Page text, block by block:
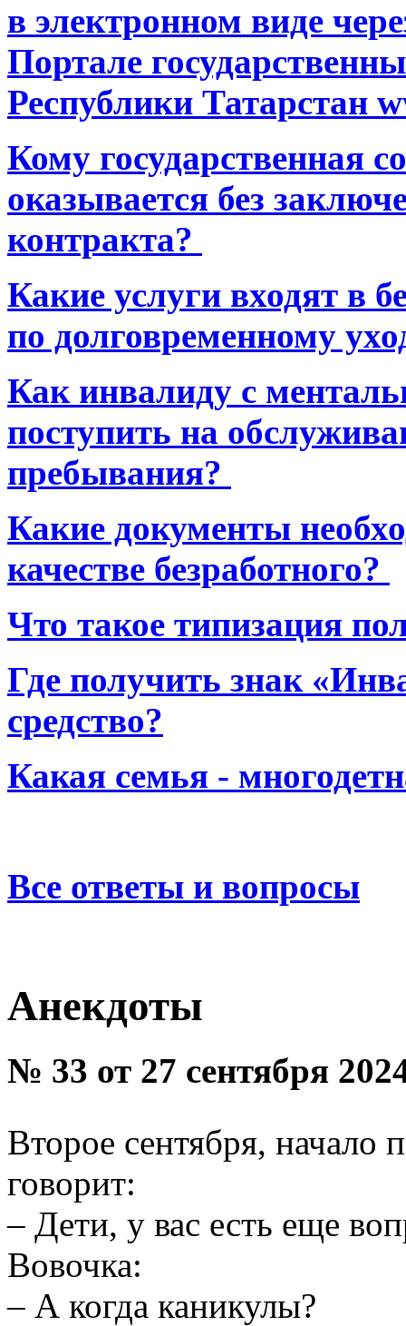
в электронном виде
Портале
Республики Татарстан
Кому государственная
оказывается без
контракта?
Какие услуги входят в
по долговременному
Как инвалиду с
поступить на
пребывания?
Какие документы
качестве безработного?
Что такое типизация
Где получить знак
средство?
Какая семья -
Все ответы и вопросы
Анекдоты
№ 33 от 27 сентября
Второе сентября, начало
говорит:
– Дети, у вас есть еще
Вовочка:
– А когда каникулы?